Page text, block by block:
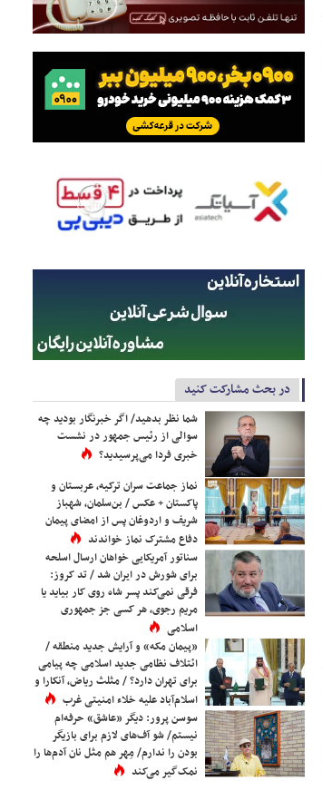
در بحث مشارکت کنید
شما نظر بدهید/ اگر خبرنگار بودید چه
سوالی از رئیس جمهور در نشست
خبری فردا می‌پرسیدید؟
نماز جماعت سران ترکیه، عربستان و
پاکستان + عکس / بن‌سلمان، شهباز
شریف و اردوغان پس از امضای پیمان
دفاع مشترک نماز خواندند
سناتور آمریکایی خواهان ارسال اسلحه
برای شورش در ایران شد / تد کروز:
فرقی نمی‌کند پسر شاه روی کار بیاید یا
مریم رجوی، هر کسی جز جمهوری
اسلامی
«پیمان مکه» و آرایش جدید منطقه /
ائتلاف نظامی جدید اسلامی چه پیامی
برای تهران دارد؟ / مثلث ریاض، آنکارا و
اسلام‌آباد علیه خلاء امنیتی غرب
سوسن پرور: دیگر «عاشق» حرفه‌ام
نیستم/ شو آف‌های لازم برای بازیگر
بودن را ندارم/ مِهر هم مثل نان آدم‌ها را
نمک‌گیر می‌کند